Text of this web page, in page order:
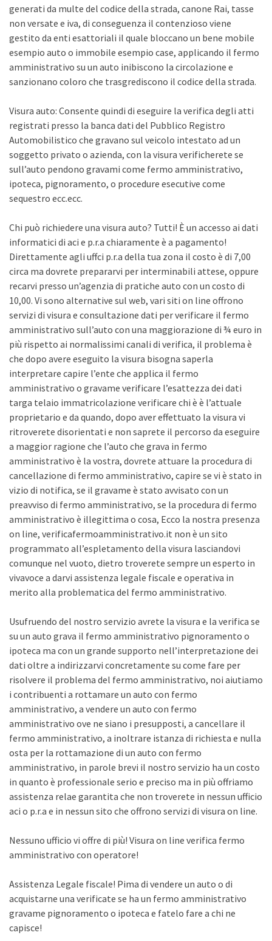
generati da multe del codice della strada, canone Rai, tasse
non versate e iva, di conseguenza il contenzioso viene
gestito da enti esattoriali il quale bloccano un bene mobile
esempio auto o immobile esempio case, applicando il fermo
amministrativo su un auto inibiscono la circolazione e
sanzionano coloro che trasgrediscono il codice della strada.
Visura auto: Consente quindi di eseguire la verifica degli atti
registrati presso la banca dati del Pubblico Registro
Automobilistico che gravano sul veicolo intestato ad un
soggetto privato o azienda, con la visura verificherete se
sull’auto pendono gravami come fermo amministrativo,
ipoteca, pignoramento, o procedure esecutive come
sequestro ecc.ecc.
Chi può richiedere una visura auto? Tutti! È un accesso ai dati
informatici di aci e p.r.a chiaramente è a pagamento!
Direttamente agli uffci p.r.a della tua zona il costo è di 7,00
circa ma dovrete prepararvi per interminabili attese, oppure
recarvi presso un’agenzia di pratiche auto con un costo di
10,00. Vi sono alternative sul web, vari siti on line offrono
servizi di visura e consultazione dati per verificare il fermo
amministrativo sull’auto con una maggiorazione di ¾ euro in
più rispetto ai normalissimi canali di verifica, il problema è
che dopo avere eseguito la visura bisogna saperla
interpretare capire l’ente che applica il fermo
amministrativo o gravame verificare l’esattezza dei dati
targa telaio immatricolazione verificare chi è è l’attuale
proprietario e da quando, dopo aver effettuato la visura vi
ritroverete disorientati e non saprete il percorso da eseguire
a maggior ragione che l’auto che grava in fermo
amministrativo è la vostra, dovrete attuare la procedura di
cancellazione di fermo amministrativo, capire se vi è stato in
vizio di notifica, se il gravame è stato avvisato con un
preavviso di fermo amministrativo, se la procedura di fermo
amministrativo è illegittima o cosa, Ecco la nostra presenza
on line, verificafermoamministrativo.it non è un sito
programmato all’espletamento della visura lasciandovi
comunque nel vuoto, dietro troverete sempre un esperto in
vivavoce a darvi assistenza legale fiscale e operativa in
merito alla problematica del fermo amministrativo.
Usufruendo del nostro servizio avrete la visura e la verifica se
su un auto grava il fermo amministrativo pignoramento o
ipoteca ma con un grande supporto nell’interpretazione dei
dati oltre a indirizzarvi concretamente su come fare per
risolvere il problema del fermo amministrativo, noi aiutiamo
i contribuenti a rottamare un auto con fermo
amministrativo, a vendere un auto con fermo
amministrativo ove ne siano i presupposti, a cancellare il
fermo amministrativo, a inoltrare istanza di richiesta e nulla
osta per la rottamazione di un auto con fermo
amministrativo, in parole brevi il nostro servizio ha un costo
in quanto è professionale serio e preciso ma in più offriamo
assistenza relae garantita che non troverete in nessun ufficio
aci o p.r.a e in nessun sito che offrono servizi di visura on line.
Nessuno ufficio vi offre di più! Visura on line verifica fermo
amministrativo con operatore!
Assistenza Legale fiscale! Pima di vendere un auto o di
acquistarne una verificate se ha un fermo amministrativo
gravame pignoramento o ipoteca e fatelo fare a chi ne
capisce!